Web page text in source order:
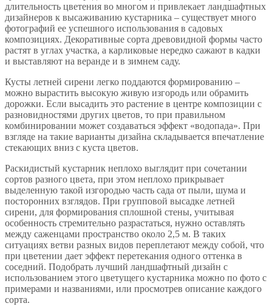
длительность цветения во многом и привлекает ландшафтных
дизайнеров к высаживанию кустарника – существует много
фотографий ее успешного использования в садовых
композициях. Декоративные сорта древовидной формы часто
растят в углах участка, а карликовые нередко сажают в кадки
и выставляют на веранде и в зимнем саду.
Кусты летней сирени легко поддаются формированию –
можно вырастить высокую живую изгородь или обрамить
дорожки. Если высадить это растение в центре композиции с
разновидностями других цветов, то при правильном
комбинировании может создаваться эффект «водопада». При
взгляде на такие варианты дизайна складывается впечатление
стекающих вниз с куста цветов.
Раскидистый кустарник неплохо выглядит при сочетании
сортов разного цвета, при этом неплохо прикрывает
выделенную такой изгородью часть сада от пыли, шума и
посторонних взглядов. При групповой высадке летней
сирени, для формирования сплошной стены, учитывая
особенность стремительно разрастаться, нужно оставлять
между саженцами пространство около 2,5 м. В таких
ситуациях ветви разных видов переплетают между собой, что
при цветении дает эффект перетекания одного оттенка в
соседний. Подобрать лучший ландшафтный дизайн с
использованием этого цветущего кустарника можно по фото с
примерами и названиями, или просмотрев описание каждого
сорта.